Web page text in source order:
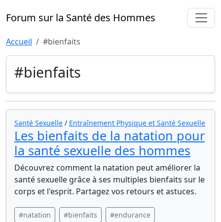
Forum sur la Santé des Hommes
Accueil #bienfaits
#bienfaits
Santé Sexuelle / Entraînement Physique et Santé Sexuelle
Les bienfaits de la natation pour
la santé sexuelle des hommes
Découvrez comment la natation peut améliorer la
santé sexuelle grâce à ses multiples bienfaits sur le
corps et l'esprit. Partagez vos retours et astuces.
#natation #bienfaits #endurance